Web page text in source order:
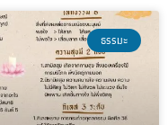
ธรรมะ